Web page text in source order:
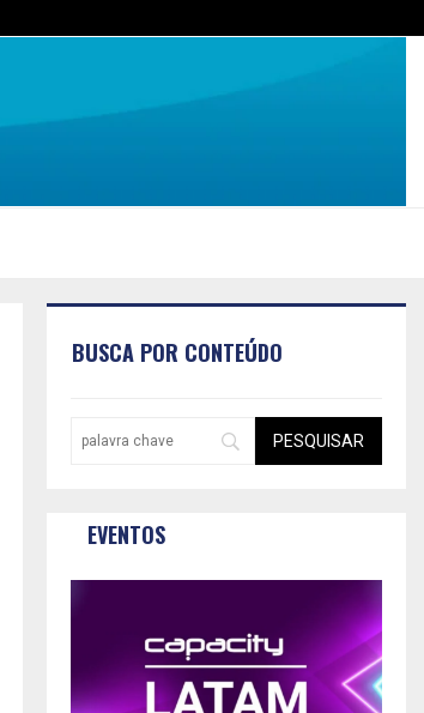
BUSCA POR CONTEÚDO
EVENTOS